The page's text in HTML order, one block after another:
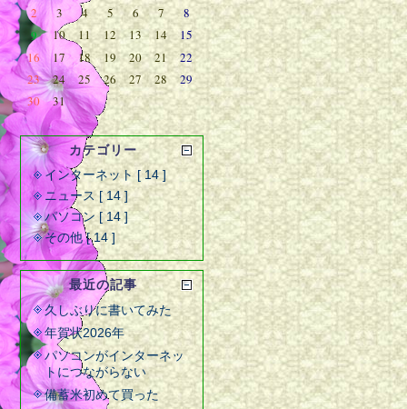
2
3 4 5 6 7 8
9 10 11 12 13 14
15
16
17 18 19 20 21
22
23
24 25 26 27 28
29
30
31
カテゴリー
インターネット [ 14 ]
ニュース [ 14 ]
パソコン [ 14 ]
その他 [ 14 ]
最近の記事
久しぶりに書いてみた
年賀状2026年
パソコンがインターネッ
トにつながらない
備蓄米初めて買った